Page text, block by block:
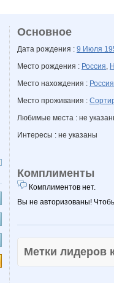
Основное
Дата рождения : 9 Июля
Место рождения : Россия,
Место нахождения : Россия
Место проживания :
Любимые места : не
Интересы : не указаны
Комплименты
Комплиментов нет.
Вы не авторизованы!
Метки